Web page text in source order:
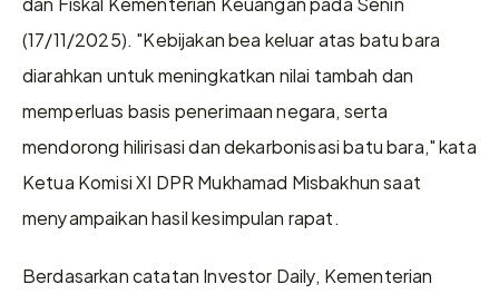
(17/11/2025). "Kebijakan bea keluar atas batu bara
diarahkan untuk meningkatkan nilai tambah dan
memperluas basis penerimaan negara, serta
mendorong hilirisasi dan dekarbonisasi batu bara," kata
Ketua Komisi XI DPR Mukhamad Misbakhun saat
menyampaikan hasil kesimpulan rapat.
Berdasarkan catatan Investor Daily, Kementerian